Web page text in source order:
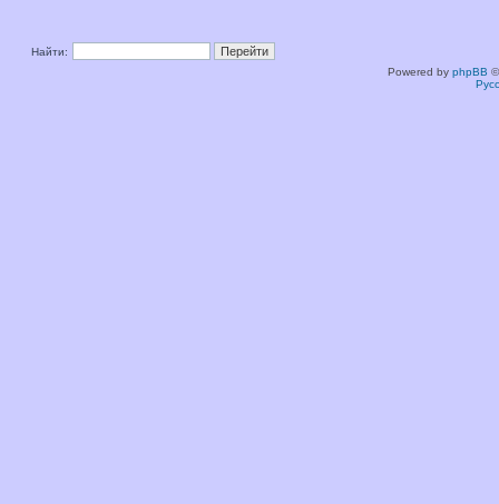
Найти:
Powered by phpBB